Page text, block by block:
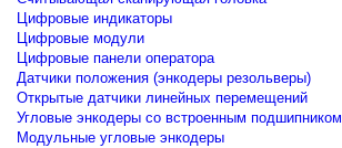
Цифровые индикаторы
Цифровые модули
Цифровые панели оператора
Датчики положения (энкодеры резольверы)
Открытые датчики линейных перемещений
Угловые энкодеры со встроенным подшипником
Модульные угловые энкодеры